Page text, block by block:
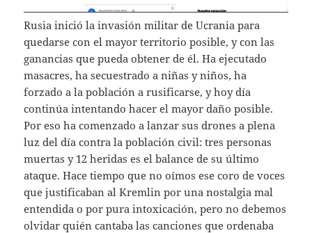
Rusia inició la invasión militar de Ucrania para
quedarse con el mayor territorio posible, y con las
ganancias que pueda obtener de él. Ha ejecutado
masacres, ha secuestrado a niñas y niños, ha
forzado a la población a rusificarse, y hoy día
continúa intentando hacer el mayor daño posible.
Por eso ha comenzado a lanzar sus drones a plena
luz del día contra la población civil: tres personas
muertas y 12 heridas es el balance de su último
ataque. Hace tiempo que no oímos ese coro de voces
que justificaban al Kremlin por una nostalgia mal
entendida o por pura intoxicación, pero no debemos
olvidar quién cantaba las canciones que ordenaba